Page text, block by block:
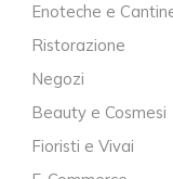
Enoteche e
Ristorazione
Negozi
Beauty e Cosmesi
Fioristi e Vivai